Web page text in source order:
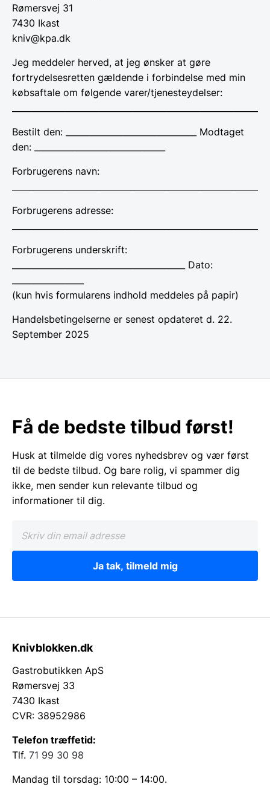
Rømersvej 31
7430 Ikast
kniv@kpa.dk
Jeg meddeler herved, at jeg ønsker at gøre
fortrydelsesretten gældende i forbindelse med min
købsaftale om følgende varer/tjenesteydelser:
Bestilt den: _______________________________ Modtaget
den: _______________________________
Forbrugerens navn:
Forbrugerens adresse:
Forbrugerens underskrift:
_________________________________________ Dato:
(kun hvis formularens indhold meddeles på papir)
Handelsbetingelserne er senest opdateret d. 22.
September 2025
Få de bedste tilbud først!
Husk at tilmelde dig vores nyhedsbrev og vær først
til de bedste tilbud. Og bare rolig, vi spammer dig
ikke, men sender kun relevante tilbud og
informationer til dig.
Ja tak, tilmeld mig
Knivblokken.dk
Gastrobutikken ApS
Rømersvej 33
7430 Ikast
CVR: 38952986
Telefon træffetid:
Tlf. 71 99 30 98
Mandag til torsdag: 10:00 – 14:00.